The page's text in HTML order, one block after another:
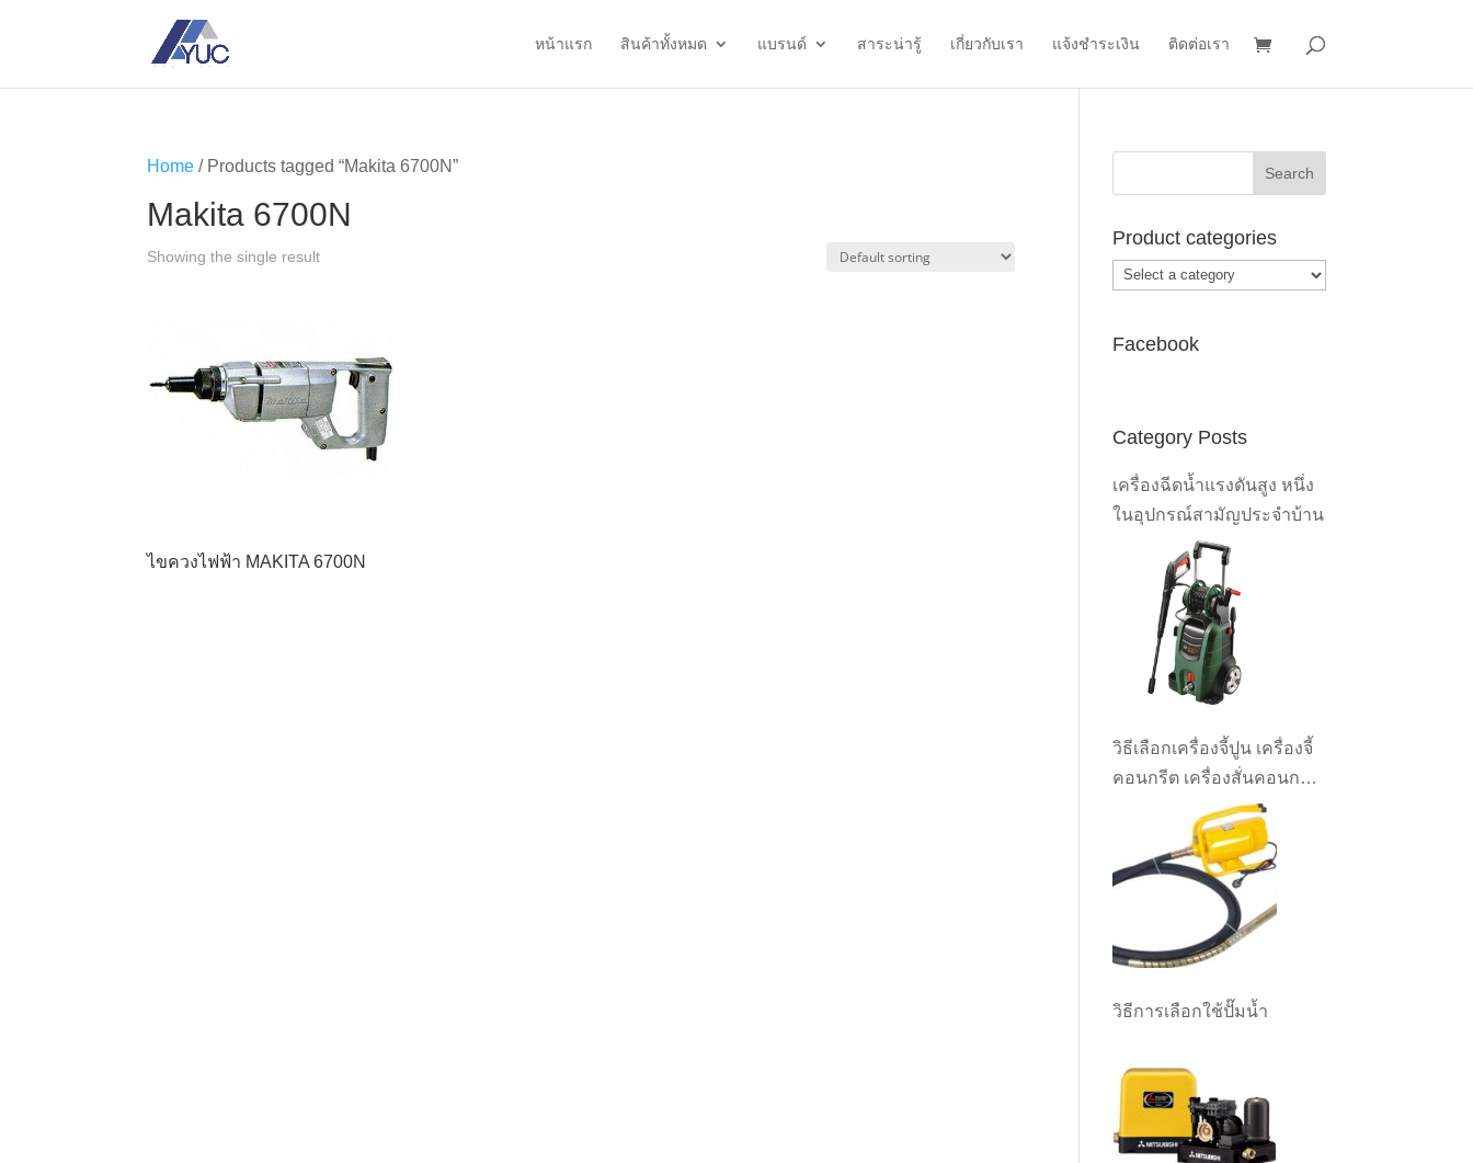
หน้าแรก สินค้าทั้งหมด แบรนด์ สาระน่ารู้ เกี่ยวกับเรา แจ้งชำระเงิน ติดต่อเรา
Home / Products tagged “Makita 6700N”
Makita 6700N
Showing the single result
ไขควงไฟฟ้า MAKITA 6700N
Product categories
Facebook
Category Posts
เครื่องฉีดน้ำแรงดันสูง หนึ่ง
ในอุปกรณ์สามัญประจำบ้าน
วิธีเลือกเครื่องจี้ปูน เครื่องจี้
คอนกรีต เครื่องสั่นคอนกรีต
ให้เหมาะกับงาน
วิธีการเลือกใช้ปั๊มน้ำ